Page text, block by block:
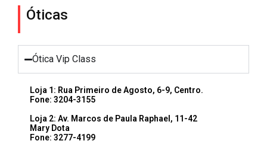
Óticas
Ótica Vip Class
Loja 1: Rua Primeiro de Agosto, 6-9, Centro.
Fone: 3204-3155
Loja 2: Av. Marcos de Paula Raphael, 11-42
Mary Dota
Fone: 3277-4199